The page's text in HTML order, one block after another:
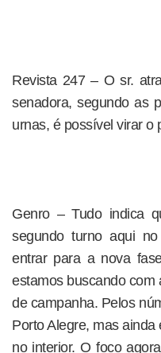
Revista 247 – O sr.
senadora, segundo as
urnas, é possível virar o
Genro – Tudo indica
segundo turno aqui
entrar para a nova
estamos buscando com
de campanha. Pelos
Porto Alegre, mas
no interior. O foco